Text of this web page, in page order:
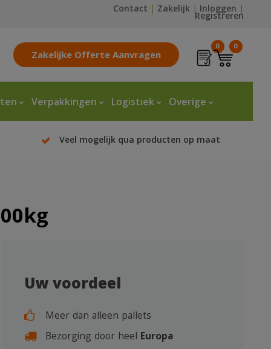
Contact | Zakelijk |Inloggen |
Registreren
Zakelijke Offerte Aanvragen
0 0
Verpakkingen Logistiek Overige
Veel mogelijk qua producten op maat
Uw voordeel
Meer dan alleen pallets
Bezorging door heel Europa